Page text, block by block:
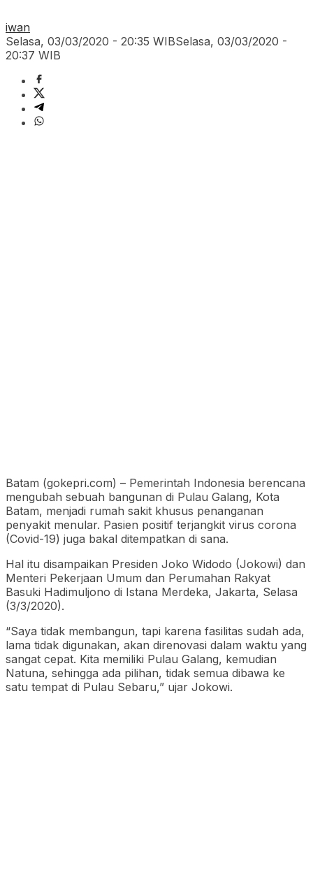
iwan
Selasa, 03/03/2020 - 20:35 WIBSelasa, 03/03/2020 -
20:37 WIB
Batam (gokepri.com) – Pemerintah Indonesia berencana
mengubah sebuah bangunan di Pulau Galang, Kota
Batam, menjadi rumah sakit khusus penanganan
penyakit menular. Pasien positif terjangkit virus corona
(Covid-19) juga bakal ditempatkan di sana.
Hal itu disampaikan Presiden Joko Widodo (Jokowi) dan
Menteri Pekerjaan Umum dan Perumahan Rakyat
Basuki Hadimuljono di Istana Merdeka, Jakarta, Selasa
(3/3/2020).
“Saya tidak membangun, tapi karena fasilitas sudah ada,
lama tidak digunakan, akan direnovasi dalam waktu yang
sangat cepat. Kita memiliki Pulau Galang, kemudian
Natuna, sehingga ada pilihan, tidak semua dibawa ke
satu tempat di Pulau Sebaru,” ujar Jokowi.